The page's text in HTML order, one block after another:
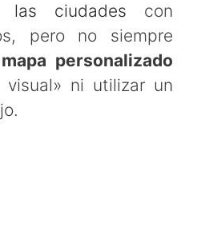
las ciudades con
pero no siempre
mapa personalizado
ni utilizar un